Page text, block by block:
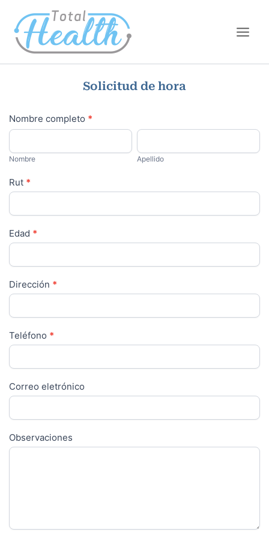
contenido
Solicitud de hora
solicitud
Nombre completo *
Nombre
Nombre
Apellido
Apellido
Rut *
Edad *
Dirección *
Teléfono *
Correo eletrónico
Observaciones